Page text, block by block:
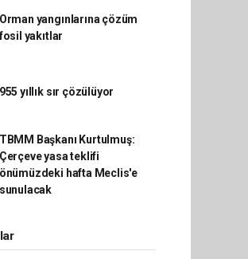
Orman yangınlarına çözüm
yakıtlar
955 yıllık sır çözülüyor
TBMM Başkanı Kurtulmuş:
Çerçeve yasa teklifi
önümüzdeki hafta Meclis'e
sunulacak